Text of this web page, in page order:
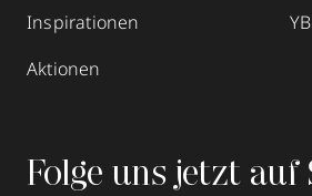
Inspirationen
Aktionen
Folge uns jetzt auf